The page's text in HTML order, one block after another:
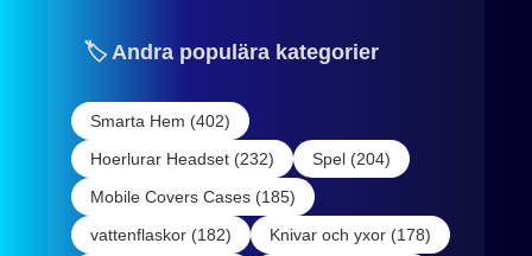
🏷️ Andra populära kategorier
Smarta Hem (402)
Hoerlurar Headset (232)
Spel (204)
Mobile Covers Cases (185)
vattenflaskor (182)
Knivar och yxor (178)